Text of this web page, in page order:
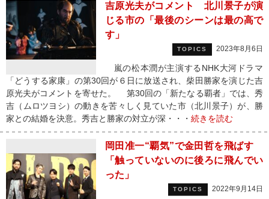
吉原光夫がコメント 北川景子が演
じる市の「最後のシーンは最の高で
す」
TOPICS 2023年8月6日
嵐の松本潤が主演するNHK大河ドラマ
「どうする家康」の第30回が６日に放送され、柴田勝家を演じた吉
原光夫がコメントを寄せた。 第30回の「新たなる覇者」では、秀
吉（ムロツヨシ）の動きを苦々しく見ていた市（北川景子）が、勝
家との結婚を決意。秀吉と勝家の対立が深・・・ 続きを読む
岡田准一“覇気”で金田哲を飛ばす
「触っていないのに後ろに飛んでい
った」
TOPICS 2022年9月14日